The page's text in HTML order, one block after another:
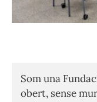
Som una
obert, sense